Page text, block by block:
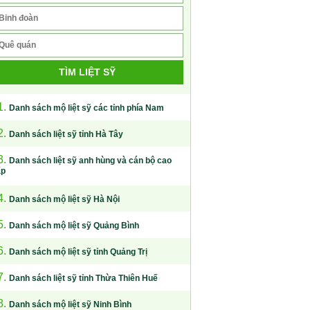
TÌM LIỆT SỸ
Danh sách mộ liệt sỹ các tỉnh phía Nam
Danh sách liệt sỹ tỉnh Hà Tây
Danh sách liệt sỹ anh hùng và cán bộ cao
Danh sách mộ liệt sỹ Hà Nội
Danh sách mộ liệt sỹ Quảng Bình
Danh sách mộ liệt sỹ tỉnh Quảng Trị
Danh sách liệt sỹ tỉnh Thừa Thiên Huế
Danh sách mộ liệt sỹ Ninh Bình